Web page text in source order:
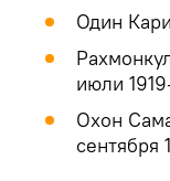
Один
июли
Охон
сентября